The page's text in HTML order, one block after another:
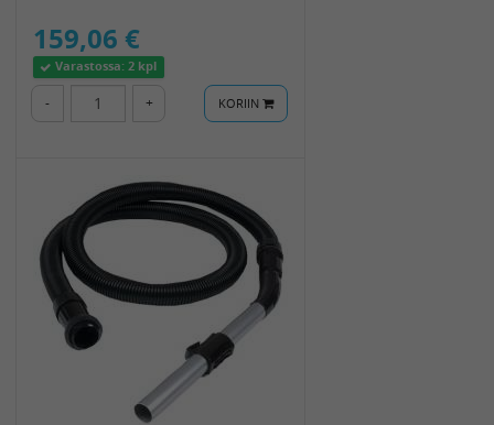
159,06 €
Varastossa:2 kpl
- + KORIIN